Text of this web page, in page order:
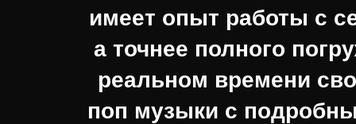
имеет опыт работы с
а точнее полного
реальном времени
поп музыки с